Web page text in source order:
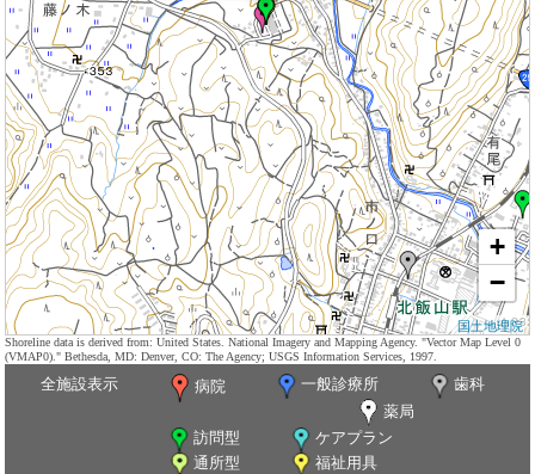
+
−
国土地理院
Shoreline data is derived from: United States. National Imagery and Mapping Agency. "Vector Map Level 0
(VMAP0)." Bethesda, MD: Denver, CO: The Agency; USGS Information Services, 1997.
全施設表示 病院 一般診療所
歯科
薬局
訪問型
ケアプラン
通所型
福祉用具